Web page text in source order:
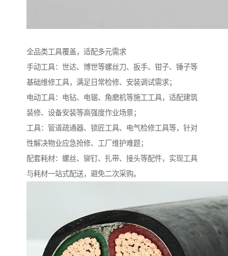
全品类工具覆盖，适配多元需求​
手动工具：世达、博世等螺丝刀、扳手、钳子、锤子等
基础维修工具，满足日常检修、安装调试需求；​
电动工具：电钻、电锯、角磨机等施工工具，适配建筑
装修、设备安装等高强度作业场景；​
工具：管道疏通器、锁匠工具、电气检修工具等，针对
性解决物业应急抢修、工厂维护难题；​
配套耗材：螺丝、铆钉、扎带、接头等配件，实现工具
与耗材一站式配送，避免二次采购。